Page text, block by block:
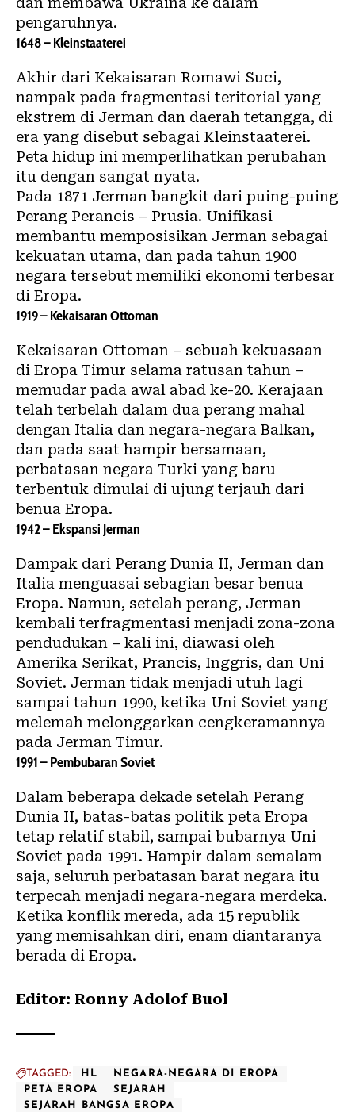
pengaruhnya.
1648 – Kleinstaaterei
Akhir dari Kekaisaran Romawi Suci,
nampak pada fragmentasi teritorial yang
ekstrem di Jerman dan daerah tetangga, di
era yang disebut sebagai Kleinstaaterei.
Peta hidup ini memperlihatkan perubahan
itu dengan sangat nyata.
Pada 1871 Jerman bangkit dari puing-puing
Perang Perancis – Prusia. Unifikasi
membantu memposisikan Jerman sebagai
kekuatan utama, dan pada tahun 1900
negara tersebut memiliki ekonomi terbesar
di Eropa.
1919 – Kekaisaran Ottoman
Kekaisaran Ottoman – sebuah kekuasaan
di Eropa Timur selama ratusan tahun –
memudar pada awal abad ke-20. Kerajaan
telah terbelah dalam dua perang mahal
dengan Italia dan negara-negara Balkan,
dan pada saat hampir bersamaan,
perbatasan negara Turki yang baru
terbentuk dimulai di ujung terjauh dari
benua Eropa.
1942 – Ekspansi Jerman
Dampak dari Perang Dunia II, Jerman dan
Italia menguasai sebagian besar benua
Eropa. Namun, setelah perang, Jerman
kembali terfragmentasi menjadi zona-zona
pendudukan – kali ini, diawasi oleh
Amerika Serikat, Prancis, Inggris, dan Uni
Soviet. Jerman tidak menjadi utuh lagi
sampai tahun 1990, ketika Uni Soviet yang
melemah melonggarkan cengkeramannya
pada Jerman Timur.
1991 – Pembubaran Soviet
Dalam beberapa dekade setelah Perang
Dunia II, batas-batas politik peta Eropa
tetap relatif stabil, sampai bubarnya Uni
Soviet pada 1991. Hampir dalam semalam
saja, seluruh perbatasan barat negara itu
terpecah menjadi negara-negara merdeka.
Ketika konflik mereda, ada 15 republik
yang memisahkan diri, enam diantaranya
berada di Eropa.
Editor: Ronny Adolof Buol
TAGGED: HL
NEGARA-NEGARA DI EROPA
PETA EROPA
SEJARAH
SEJARAH BANGSA EROPA